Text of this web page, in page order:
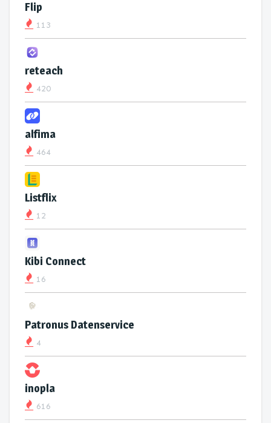
Flip
113
reteach
420
alfima
464
Listflix
12
Kibi Connect
16
Patronus Datenservice
4
inopla
616